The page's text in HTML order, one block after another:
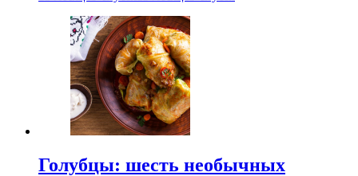
Голубцы: шесть необычных